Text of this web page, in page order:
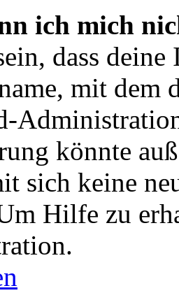
ich mich
dass
mit dem
könnte
sich keine
Hilfe zu